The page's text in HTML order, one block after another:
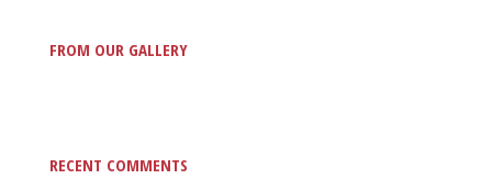
FROM OUR GALLERY
RECENT COMMENTS